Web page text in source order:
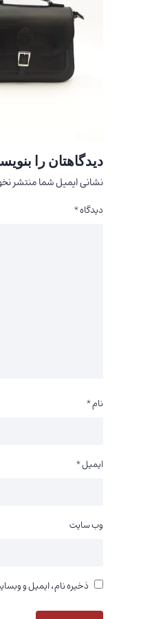
دیدگاهتان را
نشانی ایمیل شما منتشر
دیدگاه*
نام*
ایمیل*
وب‌ سایت
ذخیره نام، ایمیل و